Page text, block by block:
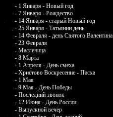
- 1 Января - Новый год
- 7 Января - Рождество
- 14 Января - старый Новый год
- 25 Января - Татьянин день
- 14 Февраля - день Святого Валентина
- 23 Февраля
- Масленица
- 8 Марта
- 1 Апреля - День смеха
- Христово Воскресение - Пасха
- 1 Мая
- 9 Мая - День Победы
- Последний звонок
- 12 Июня - День России
- Выпускной вечер